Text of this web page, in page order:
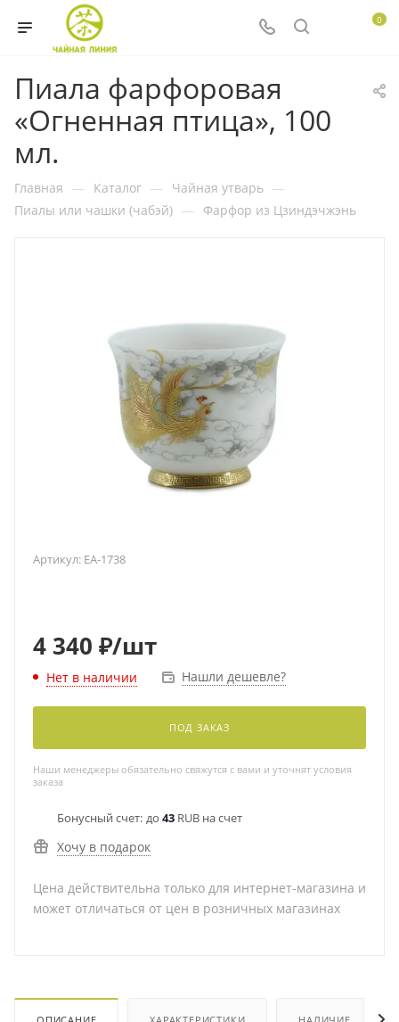
0
Пиала фарфоровая
«Огненная птица», 100
мл.
Главная — Каталог — Чайная утварь —
Пиалы или чашки (чабэй) — Фарфор из Цзиндэчжэнь
Артикул: EA-1738
4 340 ₽/шт
Нет в наличии Нашли дешевле?
ПОД ЗАКАЗ
Наши менеджеры обязательно свяжутся с вами и уточнят условия
заказа
Бонусный счет: до 43 RUB на счет
Хочу в подарок
Цена действительна только для интернет-магазина и
может отличаться от цен в розничных магазинах